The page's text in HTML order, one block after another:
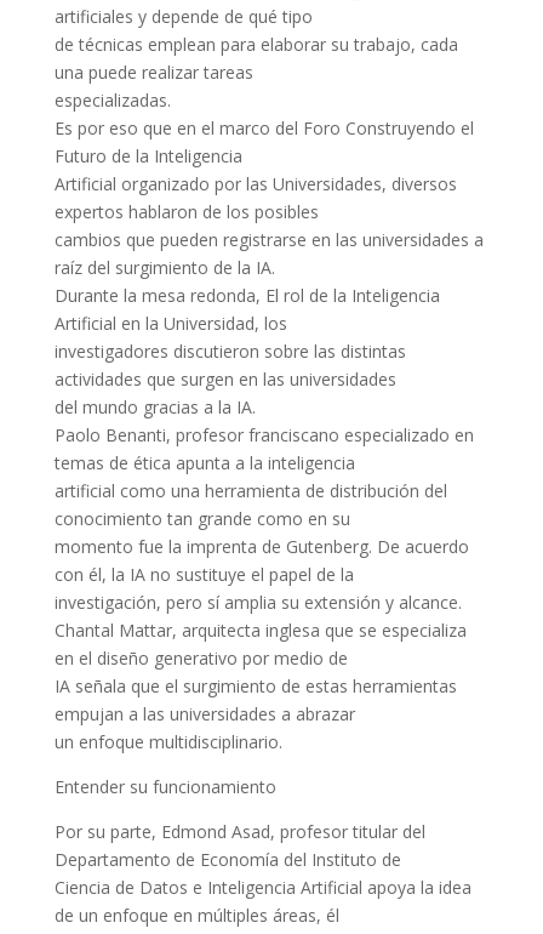
artificiales y depende de qué tipo
de técnicas emplean para elaborar su trabajo, cada
una puede realizar tareas
especializadas.
Es por eso que en el marco del Foro Construyendo el
Futuro de la Inteligencia
Artificial organizado por las Universidades, diversos
expertos hablaron de los posibles
cambios que pueden registrarse en las universidades a
raíz del surgimiento de la IA.
Durante la mesa redonda, El rol de la Inteligencia
Artificial en la Universidad, los
investigadores discutieron sobre las distintas
actividades que surgen en las universidades
del mundo gracias a la IA.
Paolo Benanti, profesor franciscano especializado en
temas de ética apunta a la inteligencia
artificial como una herramienta de distribución del
conocimiento tan grande como en su
momento fue la imprenta de Gutenberg. De acuerdo
con él, la IA no sustituye el papel de la
investigación, pero sí amplia su extensión y alcance.
Chantal Mattar, arquitecta inglesa que se especializa
en el diseño generativo por medio de
IA señala que el surgimiento de estas herramientas
empujan a las universidades a abrazar
un enfoque multidisciplinario.
Entender su funcionamiento
Por su parte, Edmond Asad, profesor titular del
Departamento de Economía del Instituto de
Ciencia de Datos e Inteligencia Artificial apoya la idea
de un enfoque en múltiples áreas, él